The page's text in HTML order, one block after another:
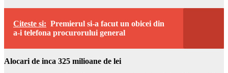
Citeste si: Premierul si-a facut un obicei din
a-i telefona procurorului general
Alocari de inca 325 milioane de lei